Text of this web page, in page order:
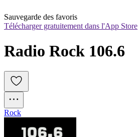
Sauvegarde des favoris
Télécharger gratuitement dans l'App Store
Radio Rock 106.6
Rock